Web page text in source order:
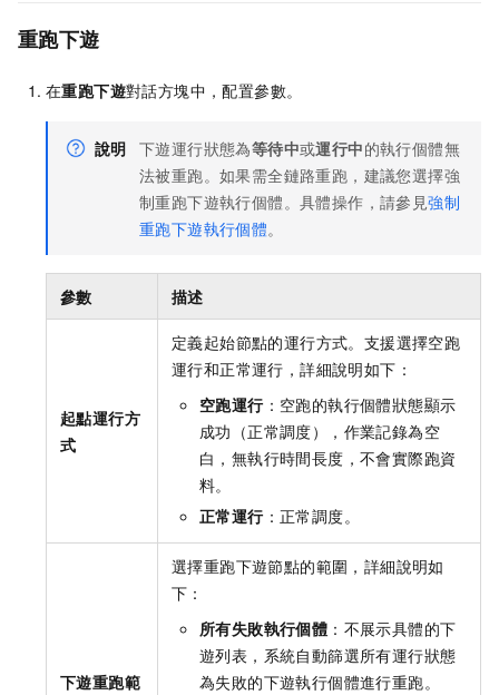
重跑下遊
在重跑下遊對話方塊中，配置參數。
說明 下遊運行狀態為等待中或運行中的執行個體無
法被重跑。如果需全鏈路重跑，建議您選擇強
制重跑下遊執行個體。具體操作，請參見強制
重跑下遊執行個體。
參數 描述
起點運行方
式
定義起始節點的運行方式。支援選擇空跑
運行和正常運行，詳細說明如下：
空跑運行：空跑的執行個體狀態顯示
成功（正常調度），作業記錄為空
白，無執行時間長度，不會實際跑資
料。
正常運行：正常調度。
下遊重跑範
選擇重跑下遊節點的範圍，詳細說明如
下：
所有失敗執行個體 ：不展示具體的下
遊列表，系統自動篩選所有運行狀態
為失敗的下遊執行個體進行重跑。